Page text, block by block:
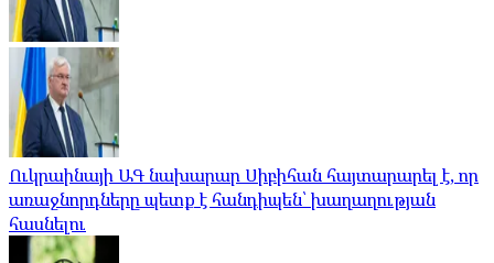
Ուկրաինայի ԱԳ նախարար Սիբիհան հայտարարել է, որ
առաջնորդները պետք է հանդիպեն՝ խաղաղության
հասնելու